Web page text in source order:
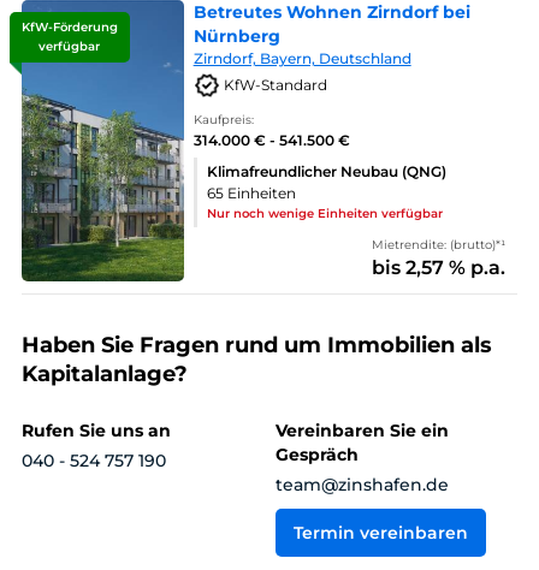
KfW-Förderung
verfügbar
Betreutes Wohnen Zirndorf bei
Nürnberg
Zirndorf, Bayern, Deutschland
KfW-Standard
Kaufpreis:
314.000 € - 541.500 €
Klimafreundlicher Neubau (QNG)
65 Einheiten
Nur noch wenige Einheiten verfügbar
Mietrendite: (brutto)*¹
bis 2,57 % p.a.
Haben Sie Fragen rund um Immobilien als
Kapitalanlage?
Rufen Sie uns an
040 - 524 757 190
Vereinbaren Sie ein
Gespräch
team@zinshafen.de
Termin vereinbaren